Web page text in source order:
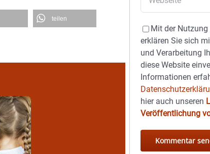
teilen
Mit der
erklären Sie sich
und Verarbeitung
diese Website
Informationen
hier auch unseren
Veröffentlichung